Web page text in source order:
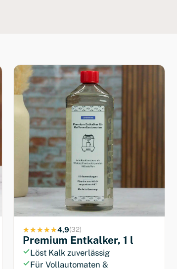
4,9(32)
Premium Entkalker, 1 l
Löst Kalk zuverlässig
Für Vollautomaten &